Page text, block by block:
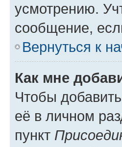
усмотрению.
сообщение,
Вернуться к
Как мне
Чтобы
её в личном
пункт